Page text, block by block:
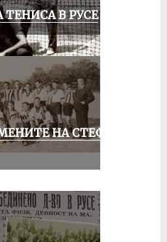
ТЕНИСА В РУСЕ
НА СТЕФАН